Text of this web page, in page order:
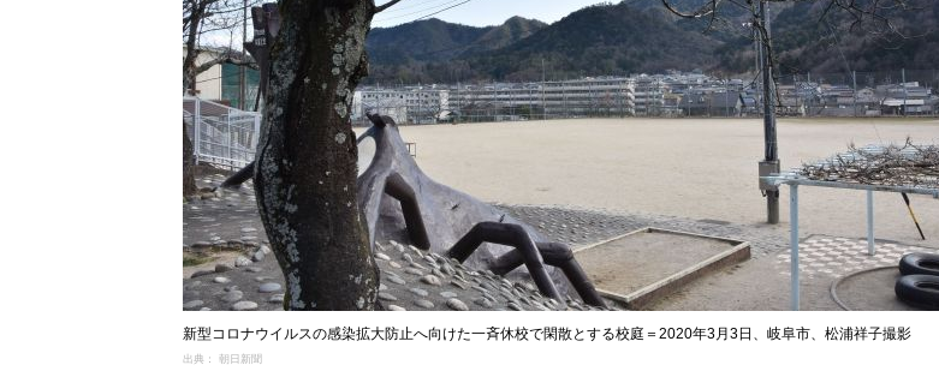
新型コロナウイルスの感染拡大防止へ向けた一斉休校で閑散とする校庭＝2020年3月3日、岐阜市、松浦祥子撮影
出典： 朝日新聞